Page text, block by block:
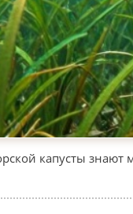
капусты знают